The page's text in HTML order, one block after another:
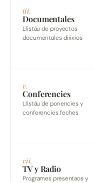
iii.
Documentales
Llistáu de proyectos
documentales dirixíos
v.
Conferencies
Llistáu de ponencies y
conferencies feches
vii.
TV y Radio
Programes presentaos y